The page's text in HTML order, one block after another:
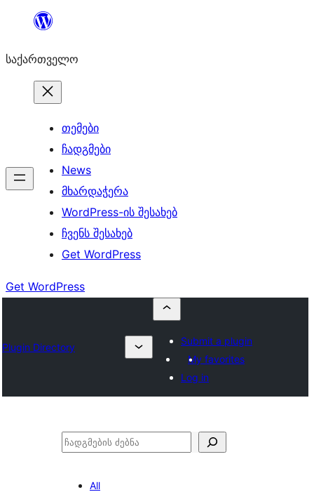
შიგთავსზე
საქართველო
თემები
ჩადგმები
News
მხარდაჭერა
WordPress-ის შესახებ
ჩვენს შესახებ
Get WordPress
Get WordPress
Plugin Directory
Submit a plugin
My favorites
Log in
ძებნა
All